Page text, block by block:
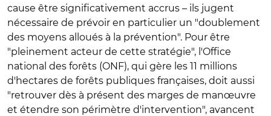
cause être significativement accrus – ils jugent
nécessaire de prévoir en particulier un "doublement
des moyens alloués à la prévention". Pour être
"pleinement acteur de cette stratégie", l'Office
national des forêts (ONF), qui gère les 11 millions
d'hectares de forêts publiques françaises, doit aussi
"retrouver dès à présent des marges de manœuvre
et étendre son périmètre d'intervention", avancent